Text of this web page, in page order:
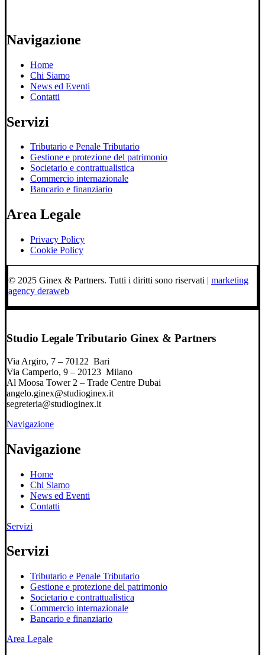
Navigazione
Home
Chi Siamo
News ed Eventi
Contatti
Servizi
Tributario e Penale Tributario
Gestione e protezione del patrimonio
Societario e contrattualistica
Commercio internazionale
Bancario e finanziario
Area Legale
Privacy Policy
Cookie Policy
© 2025 Ginex & Partners. Tutti i diritti sono riservati | marketing
agency deraweb
Studio Legale Tributario Ginex & Partners
Via Argiro, 7 – 70122 Bari
Via Camperio, 9 – 20123 Milano
Al Moosa Tower 2 – Trade Centre Dubai
angelo.ginex@studioginex.it
segreteria@studioginex.it
Navigazione
Navigazione
Home
Chi Siamo
News ed Eventi
Contatti
Servizi
Servizi
Tributario e Penale Tributario
Gestione e protezione del patrimonio
Societario e contrattualistica
Commercio internazionale
Bancario e finanziario
Area Legale